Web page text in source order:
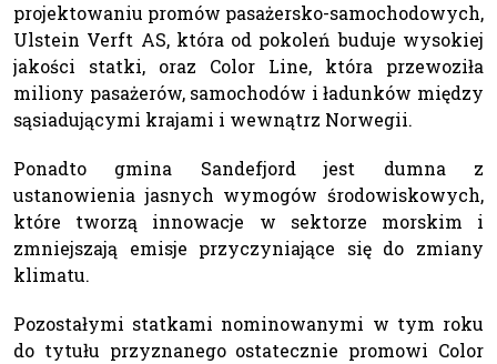
projektowaniu promów pasażersko-samochodowych,
Ulstein Verft AS, która od pokoleń buduje wysokiej
jakości statki, oraz Color Line, która przewoziła
miliony pasażerów, samochodów i ładunków między
sąsiadującymi krajami i wewnątrz Norwegii.
Ponadto gmina Sandefjord jest dumna z
ustanowienia jasnych wymogów środowiskowych,
które tworzą innowacje w sektorze morskim i
zmniejszają emisje przyczyniające się do zmiany
klimatu.
Pozostałymi statkami nominowanymi w tym roku
do tytułu przyznanego ostatecznie promowi Color